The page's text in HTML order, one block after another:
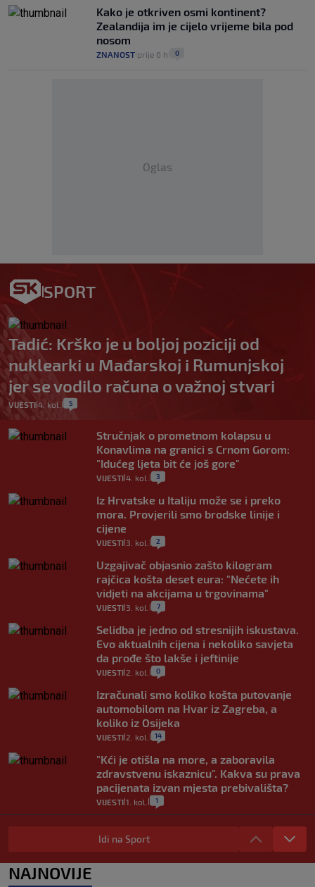
Kako je otkriven osmi kontinent?
Zealandija im je cijelo vrijeme bila pod
nosom
ZNANOST prije 6 h 0
Oglas
SPORT
Tadić: Krško je u boljoj poziciji od
nuklearki u Mađarskoj i Rumunjskoj
jer se vodilo računa o važnoj stvari
VIJESTI 4. kol. 5
Stručnjak o prometnom kolapsu u
Konavlima na granici s Crnom Gorom:
"Idućeg ljeta bit će još gore"
VIJESTI 4. kol. 3
Iz Hrvatske u Italiju može se i preko
mora. Provjerili smo brodske linije i
cijene
VIJESTI 3. kol. 2
Uzgajivač objasnio zašto kilogram
rajčica košta deset eura: "Nećete ih
vidjeti na akcijama u trgovinama"
VIJESTI 3. kol. 7
Selidba je jedno od stresnijih iskustava.
Evo aktualnih cijena i nekoliko savjeta
da prođe što lakše i jeftinije
VIJESTI 2. kol. 0
Izračunali smo koliko košta putovanje
automobilom na Hvar iz Zagreba, a
koliko iz Osijeka
VIJESTI 2. kol. 14
"Kći je otišla na more, a zaboravila
zdravstvenu iskaznicu". Kakva su prava
pacijenata izvan mjesta prebivališta?
VIJESTI 1. kol. 1
Provjerili smo "što ćemo onda" ako
Plenković na 15 dana ukine mjere: "Ne bi
se dogodilo ništa. Vlada se zaljubila u te
intervencije"
Idi na Sport
NAJNOVIJE